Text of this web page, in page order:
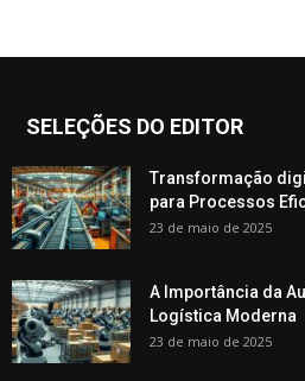
SELEÇÕES DO EDITOR
Transformação
para Processos
23 de maio de 2025
A Importância da
Logística Moderna
23 de maio de 2025